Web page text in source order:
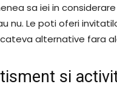
sa iei in
nu. Le poti oferi
alternative fara
si